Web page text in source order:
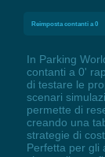
Reimposta contanti a 0
In Parking
contanti a 0'
di testare le
scenari
permette di
creando una
strategie di
Perfetta per gli